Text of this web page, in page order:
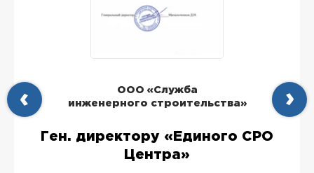
ООО «Служба
инженерного строительства»
Ген. директору «Единого СРО
Центра»